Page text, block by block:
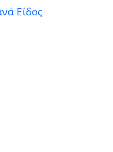
Είδος